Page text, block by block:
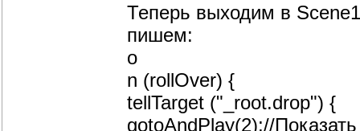
Теперь выходим в
пишем:
o
n (rollOver) {
tellTarget ("_root.drop") {
gotoAndPlay(2);//